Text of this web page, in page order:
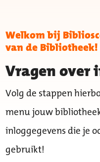
Welkom bij
van de Bibliotheek!
Vragen over
Volg de stappen
menu jouw
inloggegevens die je
gebruikt!